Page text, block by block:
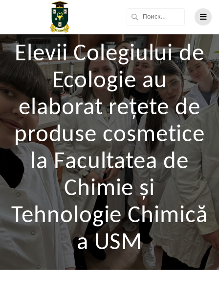
Elevii Colegiului de
Ecologie au
elaborat rețete de
produse cosmetice
la Facultatea de
Chimie și
Tehnologie Chimică
a USM